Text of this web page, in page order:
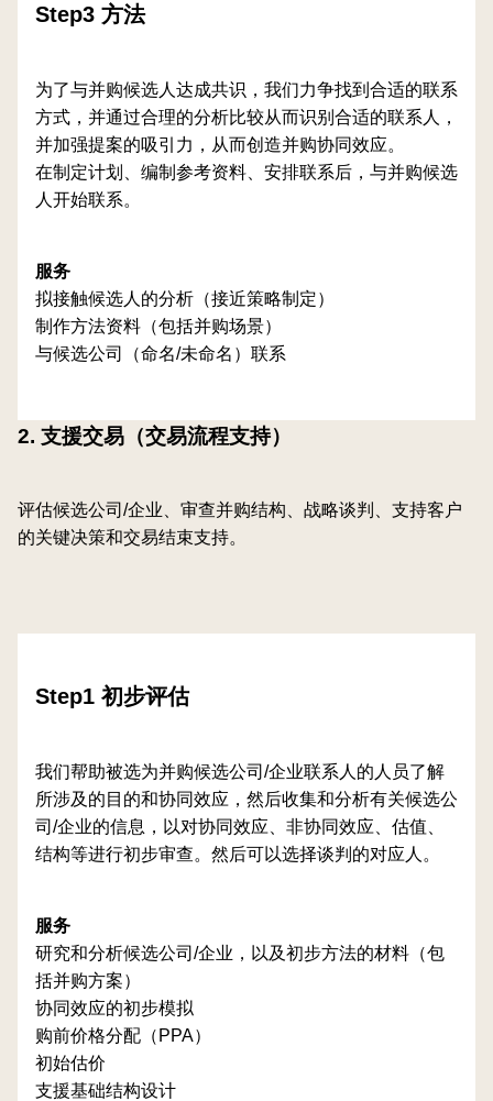
Step3 方法
为了与并购候选人达成共识，我们力争找到合适的联系
方式，并通过合理的分析比较从而识别合适的联系人，
并加强提案的吸引力，从而创造并购协同效应。
在制定计划、编制参考资料、安排联系后，与并购候选
人开始联系。
服务
拟接触候选人的分析（接近策略制定）
制作方法资料（包括并购场景）
与候选公司（命名/未命名）联系
2. 支援交易（交易流程支持）
评估候选公司/企业、审查并购结构、战略谈判、支持客户
的关键决策和交易结束支持。
Step1 初步评估
我们帮助被选为并购候选公司/企业联系人的人员了解
所涉及的目的和协同效应，然后收集和分析有关候选公
司/企业的信息，以对协同效应、非协同效应、估值、
结构等进行初步审查。然后可以选择谈判的对应人。
服务
研究和分析候选公司/企业，以及初步方法的材料（包
括并购方案）
协同效应的初步模拟
购前价格分配（PPA）
初始估价
支援基础结构设计